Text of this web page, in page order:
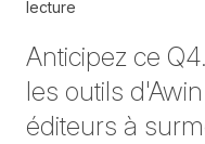
lecture
Anticipez ce
les outils
éditeurs à